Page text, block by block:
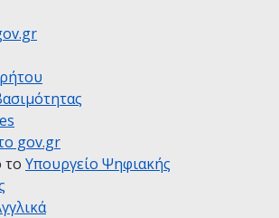
gov.gr
το Υπουργείο Ψηφιακής